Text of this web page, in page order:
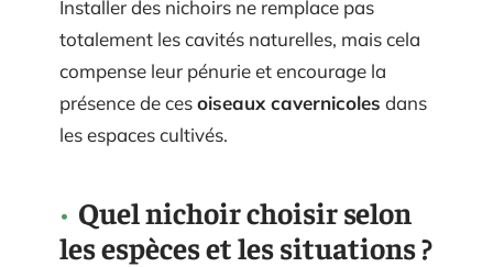
Installer des nichoirs ne remplace pas
totalement les cavités naturelles, mais cela
compense leur pénurie et encourage la
présence de cesoiseaux cavernicoles dans
les espaces cultivés.
Quel nichoir choisir selon
les espèces et les situations ?